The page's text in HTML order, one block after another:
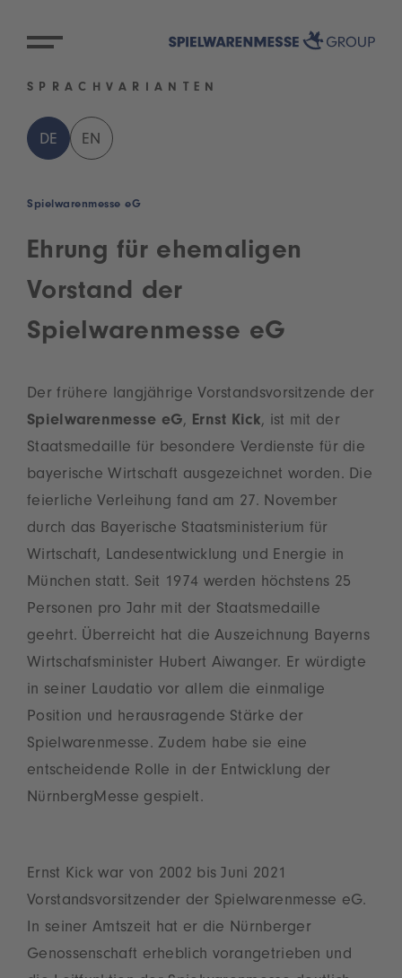
SPRACHVARIANTEN
DE EN
Spielwarenmesse eG
Ehrung für ehemaligen
Vorstand der
Spielwarenmesse eG
Der frühere langjährige Vorstandsvorsitzende der
Spielwarenmesse eG, Ernst Kick, ist mit der
Staatsmedaille für besondere Verdienste für die
bayerische Wirtschaft ausgezeichnet worden. Die
feierliche Verleihung fand am 27. November
durch das Bayerische Staatsministerium für
Wirtschaft, Landesentwicklung und Energie in
München statt. Seit 1974 werden höchstens 25
Personen pro Jahr mit der Staatsmedaille
geehrt. Überreicht hat die Auszeichnung Bayerns
Wirtschafsminister Hubert Aiwanger. Er würdigte
in seiner Laudatio vor allem die einmalige
Position und herausragende Stärke der
Spielwarenmesse. Zudem habe sie eine
entscheidende Rolle in der Entwicklung der
NürnbergMesse gespielt.
Ernst Kick war von 2002 bis Juni 2021
Vorstandsvorsitzender der Spielwarenmesse eG.
In seiner Amtszeit hat er die Nürnberger
Genossenschaft erheblich vorangetrieben und